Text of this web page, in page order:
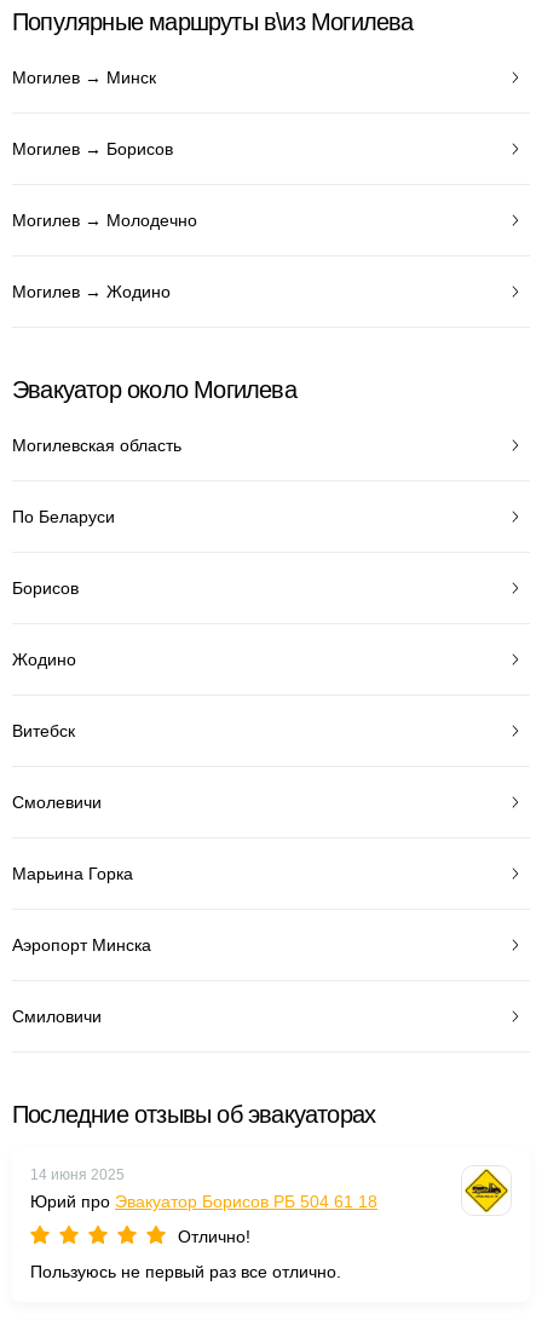
Популярные маршруты в\из Могилева
Могилев → Минск
Могилев → Борисов
Могилев → Молодечно
Могилев → Жодино
Эвакуатор около Могилева
Могилевская область
По Беларуси
Борисов
Жодино
Витебск
Смолевичи
Марьина Горка
Аэропорт Минска
Смиловичи
Последние отзывы об эвакуаторах
14 июня 2025
Юрий про Эвакуатор Борисов РБ 504 61 18
Отлично!
Пользуюсь не первый раз все отлично.